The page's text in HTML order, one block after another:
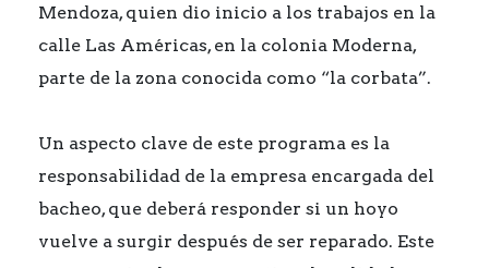
Mendoza, quien dio inicio a los trabajos en la
calle Las Américas, en la colonia Moderna,
parte de la zona conocida como “la corbata”.
Un aspecto clave de este programa es la
responsabilidad de la empresa encargada del
bacheo, que deberá responder si un hoyo
vuelve a surgir después de ser reparado. Este